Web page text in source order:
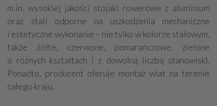
m.in. wysokiej jakości stojaki rowerowe z aluminium
oraz stali odporne na uszkodzenia mechaniczne
i estetyczne wykonanie – nie tylko w kolorze stalowym,
także żółte, czerwone, pomarańczowe, zielone
o różnych kształtach i z dowolną liczbą stanowisk).
Ponadto, producent oferuje montaż wiat na terenie
całego kraju.